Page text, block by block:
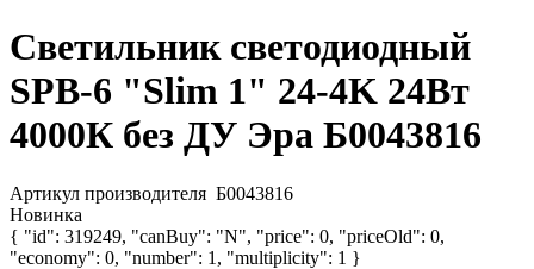
Светильник светодиодный
SPB-6 "Slim 1" 24-4K 24Вт
4000К без ДУ Эра Б0043816
Артикул производителя Б0043816
Новинка
{ "id": 319249, "canBuy": "N", "price": 0, "priceOld": 0,
"economy": 0, "number": 1, "multiplicity": 1 }